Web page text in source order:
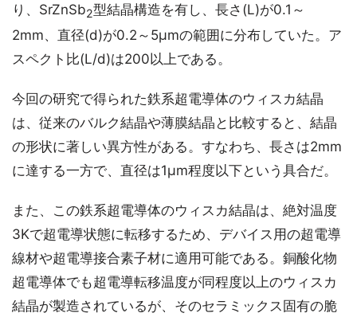
り、SrZnSb2型結晶構造を有し、長さ(L)が0.1～
2mm、直径(d)が0.2～5μmの範囲に分布していた。ア
スペクト比(L/d)は200以上である。
今回の研究で得られた鉄系超電導体のウィスカ結晶
は、従来のバルク結晶や薄膜結晶と比較すると、結晶
の形状に著しい異方性がある。すなわち、長さは2mm
に達する一方で、直径は1μm程度以下という具合だ。
また、この鉄系超電導体のウィスカ結晶は、絶対温度
3Kで超電導状態に転移するため、デバイス用の超電導
線材や超電導接合素子材に適用可能である。銅酸化物
超電導体でも超電導転移温度が同程度以上のウィスカ
結晶が製造されているが、そのセラミックス固有の脆